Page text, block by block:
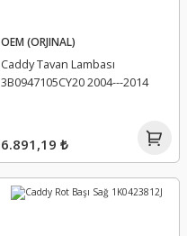
OEM (ORJINAL)
Caddy Tavan Lambası
3B0947105CY20 2004---2014
6.891,19 ₺